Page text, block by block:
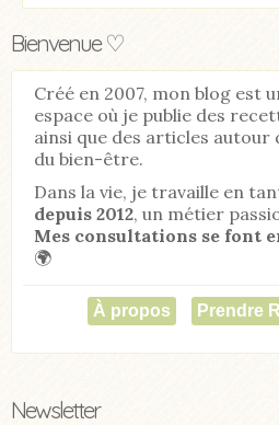
Bienvenue ♡
Créé en 2007, mon blog est
espace où je publie des
ainsi que des articles
du bien-être.
Dans la vie, je travaille en
depuis 2012, un métier
Mes consultations se font
🌍
À propos Prendre
Newsletter